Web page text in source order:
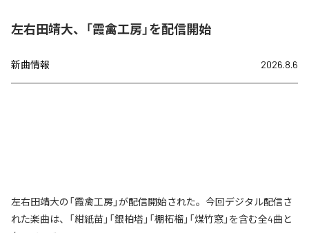
左右田靖大、「霞禽工房」を配信開始
新曲情報 2026.8.6
左右田靖大の「霞禽工房」が配信開始された。今回デジタル配信さ
れた楽曲は、「紺紙苗」「銀柏塔」「棚柘榴」「煤竹窓」を含む全4曲と